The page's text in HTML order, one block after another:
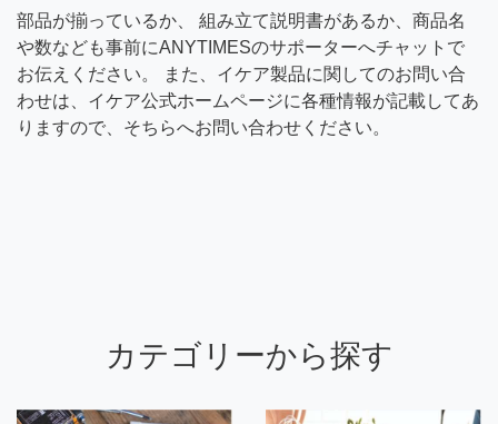
部品が揃っているか、 組み立て説明書があるか、商品名
や数なども事前にANYTIMESのサポーターへチャットで
お伝えください。 また、イケア製品に関してのお問い合
わせは、イケア公式ホームページに各種情報が記載してあ
りますので、そちらへお問い合わせください。
カテゴリーから探す